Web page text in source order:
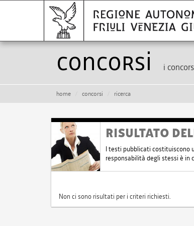
Concorsi i
home concorsi ricerca
RISULTATO
I testi pubblicati costituiscono
responsabilità degli stessi è in
Non ci sono risultati per i criteri richiesti.